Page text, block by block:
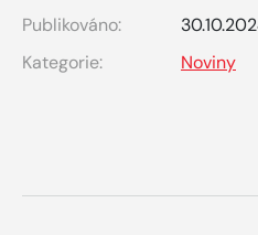
Publikováno:
Kategorie:
Noviny